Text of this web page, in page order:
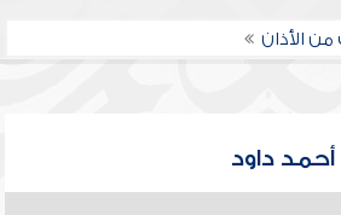
من الأذان
أحمد داود